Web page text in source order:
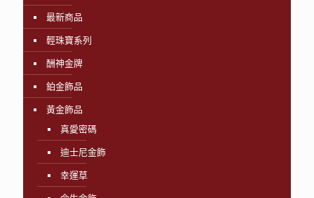
最新商品
輕珠寶系列
酬神金牌
鉑金飾品
黃金飾品
真愛密碼
迪士尼金飾
幸運草